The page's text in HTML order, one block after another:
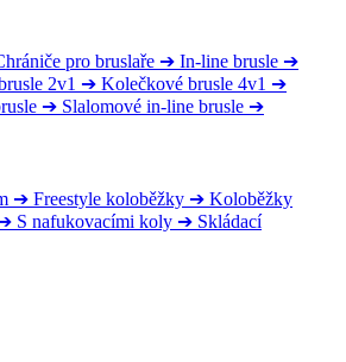
pro bruslaře ➔ In-line brusle ➔
2v1 ➔ Kolečkové brusle 4v1 ➔
➔ Slalomové in-line brusle ➔
➔ Freestyle koloběžky ➔ Koloběžky
S nafukovacími koly ➔ Skládací